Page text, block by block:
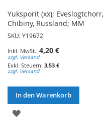
Yuksporit (xx); Eveslogtchorr,
Chibiny, Russland; MM
SKU: Y19672
4,20 €
zzgl. Versand
3,53 €
zzgl. Versand
In den Warenkorb
ZUR